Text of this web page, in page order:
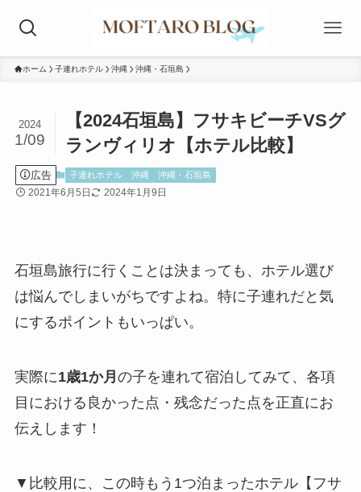
ホーム 子連れホテル 沖縄 沖縄・石垣島
【2024石垣島】フサキビーチVSグ
ランヴィリオ【ホテル比較】
2024
1/09
広告 子連れホテル 沖縄 沖縄・石垣島
2021年6月5日 2024年1月9日
石垣島旅行に行くことは決まっても、ホテル選び
は悩んでしまいがちですよね。特に子連れだと気
にするポイントもいっぱい。
実際に1歳1か月 の子を連れて宿泊してみて、各項
目における良かった点・残念だった点を正直にお
伝えします！
▼比較用に、この時もう1つ泊まったホテル【フサ